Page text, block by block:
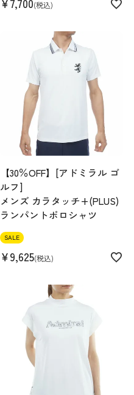
ウレタン12% 29/BGE
テル 100%
ッチ 裏地付き(OWHのみ)
¥7,700 税込
【30％OFF】[アドミラル ゴ
ルフ]
メンズ カラタッチ+(PLUS)
ランパントポロシャツ
SALE
¥9,625 税込